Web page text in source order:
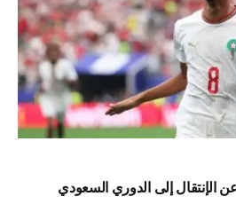
الإنتقال إلى الدوري السعودي